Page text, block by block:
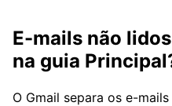
E-mails não
na guia
O Gmail separa os e-